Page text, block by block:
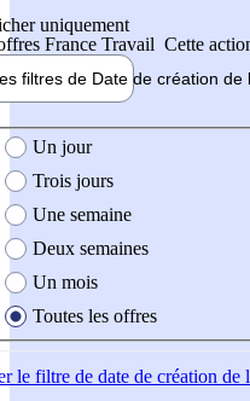
uniquement
France Travail Cette
filtres de Date de création de
création de l'offre
Un jour
Trois jours
Une semaine
Deux semaines
Un mois
Toutes les offres
le filtre de date de création de